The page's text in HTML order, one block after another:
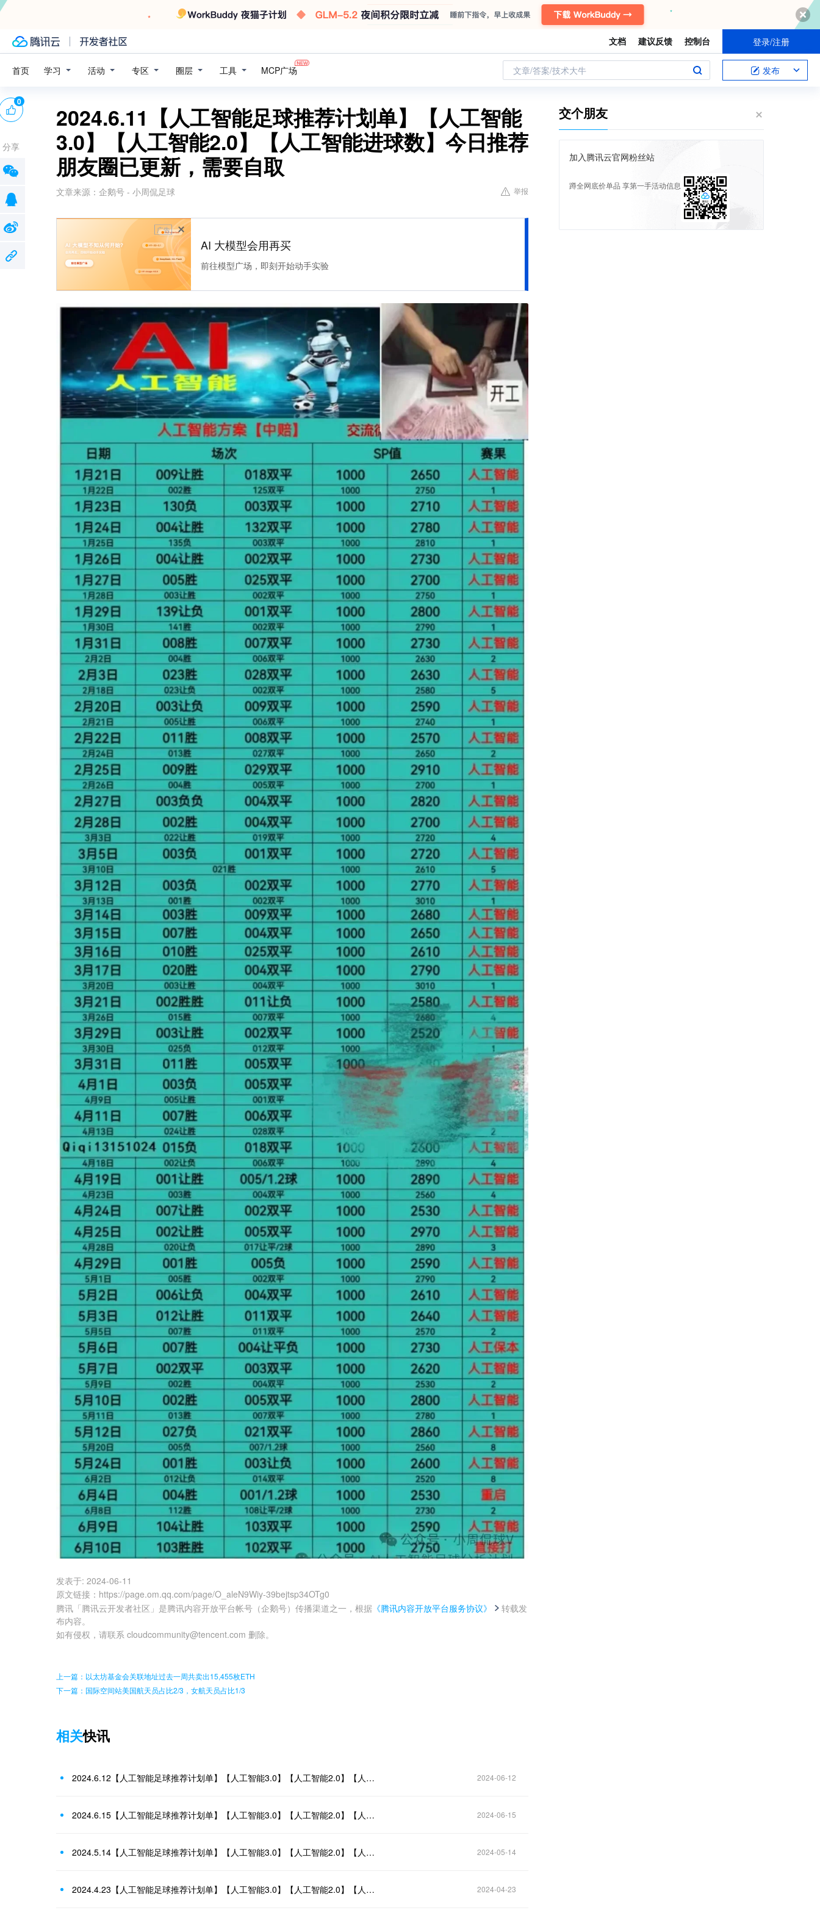
文档 建议反馈 控制台 登录/注册
首页 学习 活动 专区 圈层 工具 MCP广场 文章/答案/技术大牛 发布
2024.6.11【人工智能足球推荐计划单】【人工智能
3.0】【人工智能2.0】【人工智能进球数】今日推荐
朋友圈已更新，需要自取
文章来源： 企鹅号 - 小周侃足球 举报
广告
AI 大模型会用再买
前往模型广场，即刻开始动手实验
发表于: 2024-06-11
原文链接 ： https://page.om.qq.com/page/O_aleN9Wiy-39bejtsp34OTg0
腾讯「腾讯云开发者社区」是腾讯内容开放平台帐号（企鹅号）传播渠道之一，根据 《腾讯内容开放平台服务协议》
转载发
布内容。
如有侵权，请联系 cloudcommunity@tencent.com 删除。
0
分享
上一篇：以太坊基金会关联地址过去一周共卖出15,455枚ETH
下一篇：国际空间站美国航天员占比2/3，女航天员占比1/3
相关快讯
2024.6.12【人工智能足球推荐计划单】【人工智能3.0】【人工智能2.0】【人工智能进球数】今日推荐朋友圈已更新，需要自取 2024-06-12
2024.6.15【人工智能足球推荐计划单】【人工智能3.0】【人工智能2.0】【人工智能进球数】今日推荐朋友圈已更新，需要自取 2024-06-15
2024.5.14【人工智能足球推荐计划单】【人工智能3.0】【人工智能2.0】【人工智能进球数】今日推荐朋友圈已更新，需要自取 2024-05-14
2024.4.23【人工智能足球推荐计划单】【人工智能3.0】【人工智能2.0】【人工智能进球数】今日推荐朋友圈已更新，需要自取 2024-04-23
交个朋友
加入腾讯云官网粉丝站
蹲全网底价单品 享第一手活动信息